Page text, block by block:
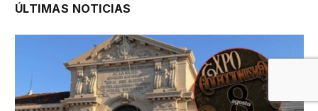
ÚLTIMAS NOTICIAS